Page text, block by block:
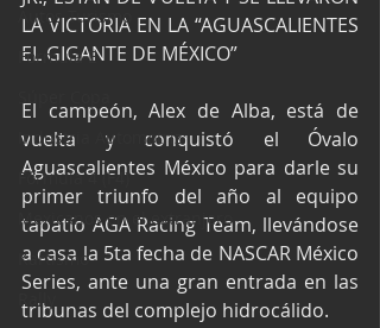
Autos Turismo
Fórmula E
Industria Automotriz
Fórmula 4 (F4)
Mexicanos en el extranjero
Kartismo
Rally
LA VICTORIA EN LA “AGUASCALIENTES
EL GIGANTE DE MÉXICO”
El campeón, Alex de Alba, está de
vuelta y conquistó el Óvalo
Aguascalientes México para darle su
primer triunfo del año al equipo
tapatío AGA Racing Team, llevándose
a casa la 5ta fecha de NASCAR México
Series, ante una gran entrada en las
tribunas del complejo hidrocálido.